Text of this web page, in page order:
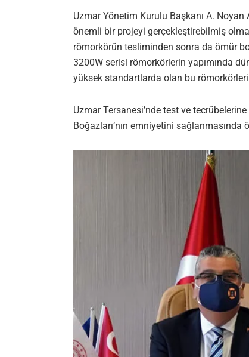
Uzmar Yönetim Kurulu Başkanı A. Noyan
önemli bir projeyi gerçekleştirebilmiş
römorkörün tesliminden sonra da ömür
3200W serisi römorkörlerin yapımında
yüksek standartlarda olan bu
Uzmar Tersanesi’nde test ve
Boğazları’nın emniyetini